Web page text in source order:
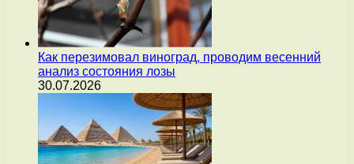
Как перезимовал виноград, проводим весенний
анализ состояния лозы
30.07.2026